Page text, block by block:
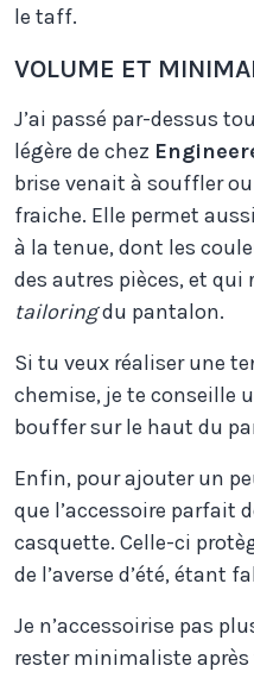
le taff.
VOLUME ET
J’ai passé par-dessus
légère de chez
brise venait à souffler
fraiche. Elle permet
à la tenue, dont les
des autres pièces, et qui
tailoringdu pantalon.
Si tu veux réaliser une
chemise, je te conseille
bouffer sur le haut du
Enfin, pour ajouter un
que l’accessoire parfait
casquette. Celle-ci
de l’averse d’été, étant
Je n’accessoirise pas
rester minimaliste